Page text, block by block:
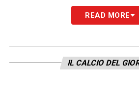
con i seguenti prezzi:
R. Scoperta 55 €
R. Coperta 75 €
READ MORE
IL CALCIO DEL